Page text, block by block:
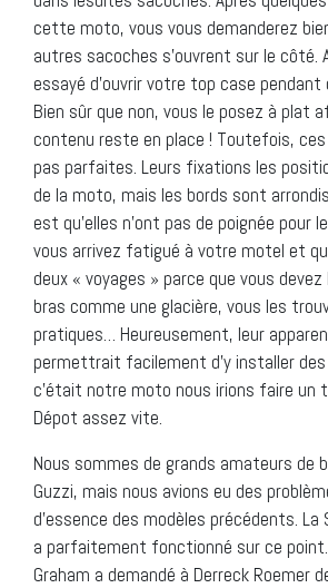
cette moto, vous vous demanderez
autres sacoches s’ouvrent sur le côté.
essayé d’ouvrir votre top case pendant
Bien sûr que non, vous le posez à plat
contenu reste en place ! Toutefois,
pas parfaites. Leurs fixations les
de la moto, mais les bords sont
est qu’elles n’ont pas de poignée pour
vous arrivez fatigué à votre motel et
deux « voyages » parce que vous
bras comme une glacière, vous les
pratiques… Heureusement, leur
permettrait facilement d’y installer
c’était notre moto nous irions faire un
Dépot assez vite.
Nous sommes de grands amateurs de
Guzzi, mais nous avions eu des
d’essence des modèles précédents.
a parfaitement fonctionné sur ce point.
Graham a demandé à Derreck Roemer